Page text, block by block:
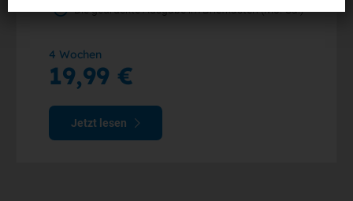
Die gedruckte Ausgabe im Briefkasten (Mo.-Sa.)
4 Wochen
19,99 €
Jetzt lesen